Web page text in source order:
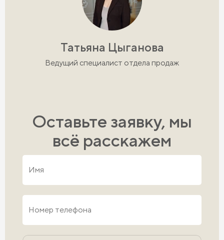
Татьяна Цыганова
Ведущий специалист отдела продаж
Оставьте заявку, мы
всё расскажем